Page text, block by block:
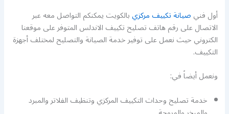
أول فنيصيانة تكييف مركزيبالكويت يمكنكم التواصل معه عبر
الاتصال على رقم هاتف تصليح تكييف الاندلس المتوفر على موقعنا
الكتروني حيث نعمل على توفير خدمة الصيانة والتصليح لمختلف أجهزة
التكييف.
ونعمل أيضاً في:
خدمة تصليح وحدات التكييف المركزي وتنظيف الفلاتر والمبرد